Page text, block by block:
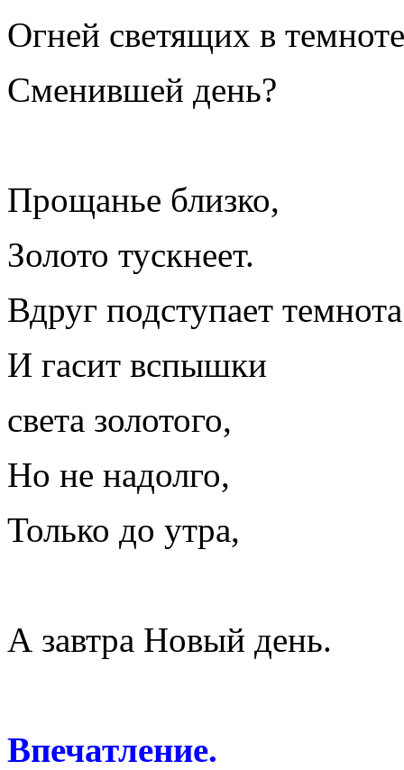
Огней светящих в
Сменившей день?
Прощанье близко,
Золото тускнеет.
Вдруг подступает темнота
И гасит вспышки
света золотого,
Но не надолго,
Только до утра,
А завтра Новый день.
Впечатление.